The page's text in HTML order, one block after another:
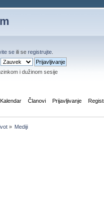
se ili se registrujte
i dužinom sesije
Kalendar Članovi Prijavljivanje
» Mediji